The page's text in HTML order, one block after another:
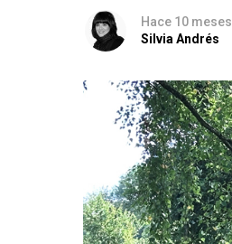
Hace 10 meses
Silvia Andrés